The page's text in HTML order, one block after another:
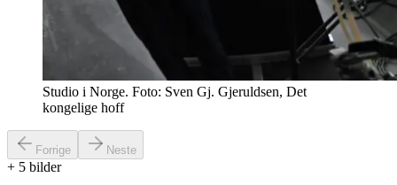
Studio i Norge. Foto: Sven Gj. Gjeruldsen, Det
kongelige hoff
Forrige Neste
+ 5 bilder